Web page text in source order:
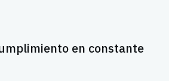
en constante